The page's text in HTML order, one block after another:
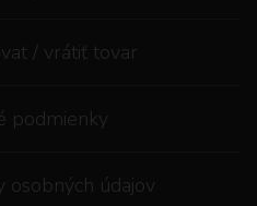
/ vrátiť tovar
podmienky
osobných údajov